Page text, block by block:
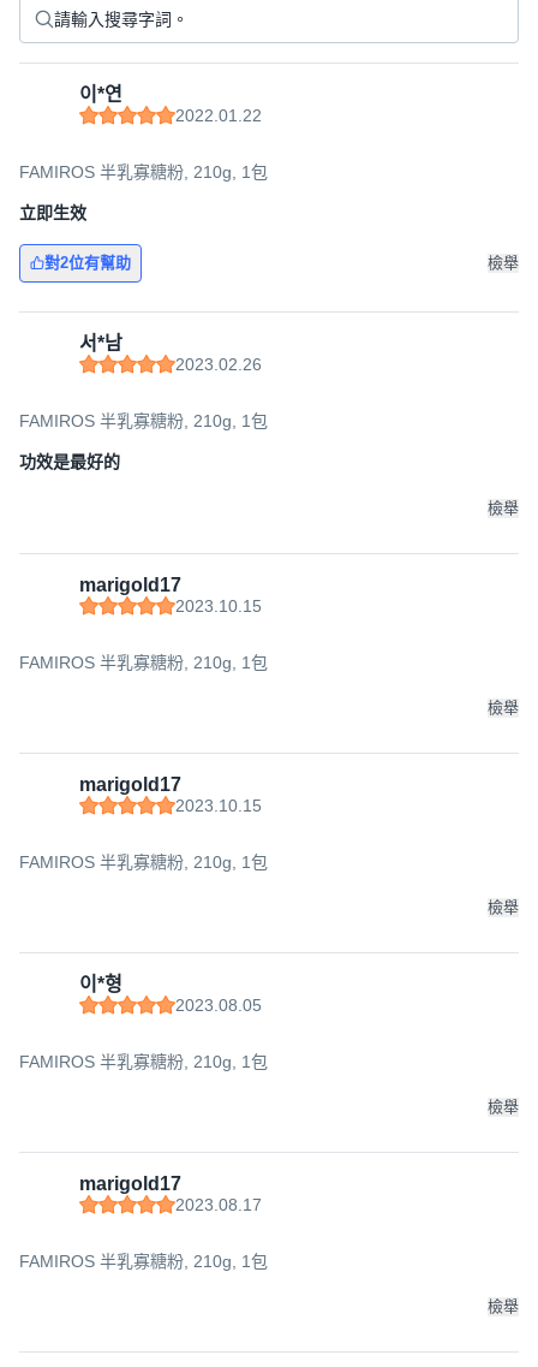
이*연
2022.01.22
FAMIROS 半乳寡糖粉, 210g, 1包
立即生效
對2位有幫助 檢舉
서*남
2023.02.26
FAMIROS 半乳寡糖粉, 210g, 1包
功效是最好的
檢舉
marigold17
2023.10.15
FAMIROS 半乳寡糖粉, 210g, 1包
檢舉
marigold17
2023.10.15
FAMIROS 半乳寡糖粉, 210g, 1包
檢舉
이*형
2023.08.05
FAMIROS 半乳寡糖粉, 210g, 1包
檢舉
marigold17
2023.08.17
FAMIROS 半乳寡糖粉, 210g, 1包
檢舉